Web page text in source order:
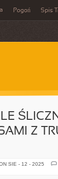
Pogoń Spis
Z
SIE - 12 - 2025